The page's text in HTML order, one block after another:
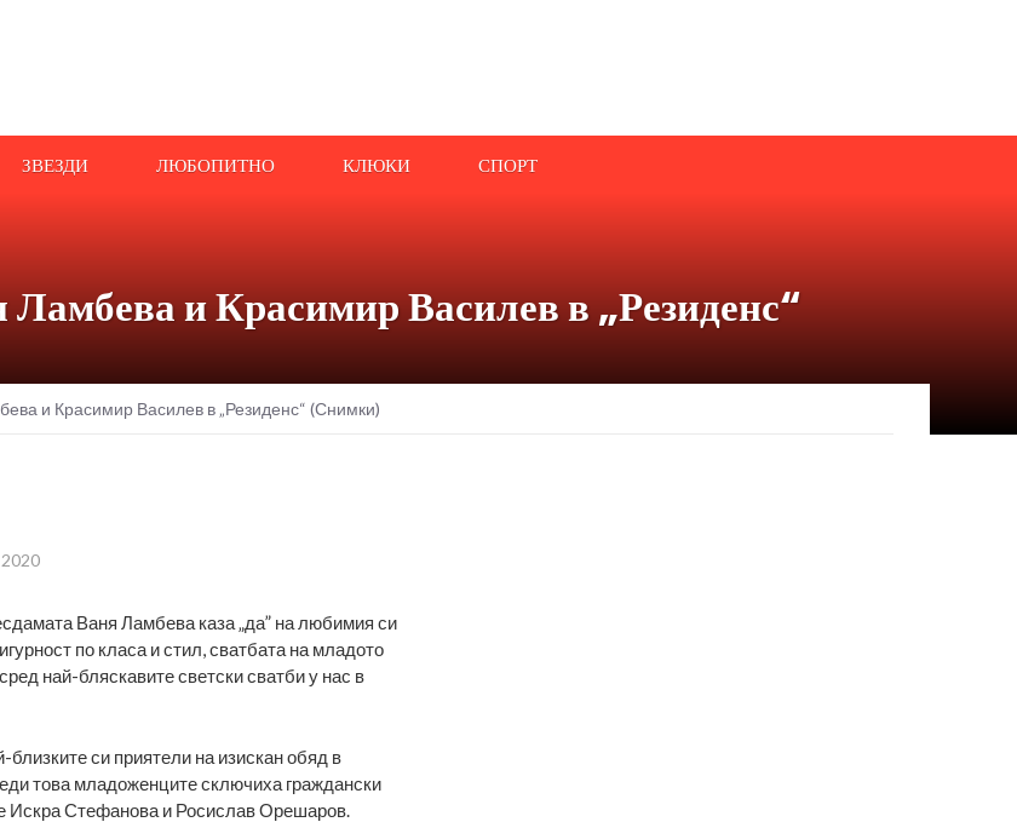
ЗВЕЗДИ ЛЮБОПИТНО КЛЮКИ СПОРТ
Ламбева и Красимир Василев в „Резиденс“
и Красимир Василев в „Резиденс“ (Снимки)
Ваня Ламбева каза „да” на любимия си
по класа и стил, сватбата на младото
най-бляскавите светски сватби у нас в
си приятели на изискан обяд в
това младоженците сключиха граждански
Искра Стефанова и Росислав Орешаров.